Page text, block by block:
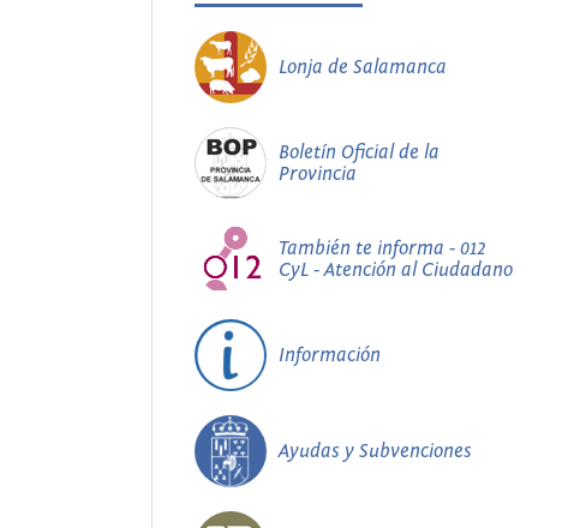
Lonja de Salamanca
Boletín Oficial de la
Provincia
También te informa - 012
CyL - Atención al Ciudadano
Información
Ayudas y Subvenciones